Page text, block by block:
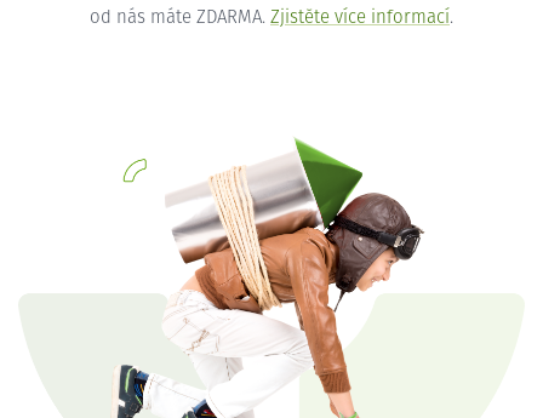
od nás máte ZDARMA. Zjistěte více informací.